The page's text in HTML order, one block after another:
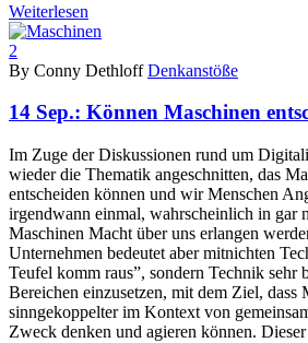
Weiterlesen
2
By Conny Dethloff Denkanstöße
14 Sep.: Können Maschinen
Im Zuge der Diskussionen rund um
wieder die Thematik angeschnitten, das
entscheiden können und wir Menschen
irgendwann einmal, wahrscheinlich in gar
Maschinen Macht über uns erlangen
Unternehmen bedeutet aber mitnichten
Teufel komm raus”, sondern Technik sehr
Bereichen einzusetzen, mit dem Ziel, dass
sinngekoppelter im Kontext von
Zweck denken und agieren können.